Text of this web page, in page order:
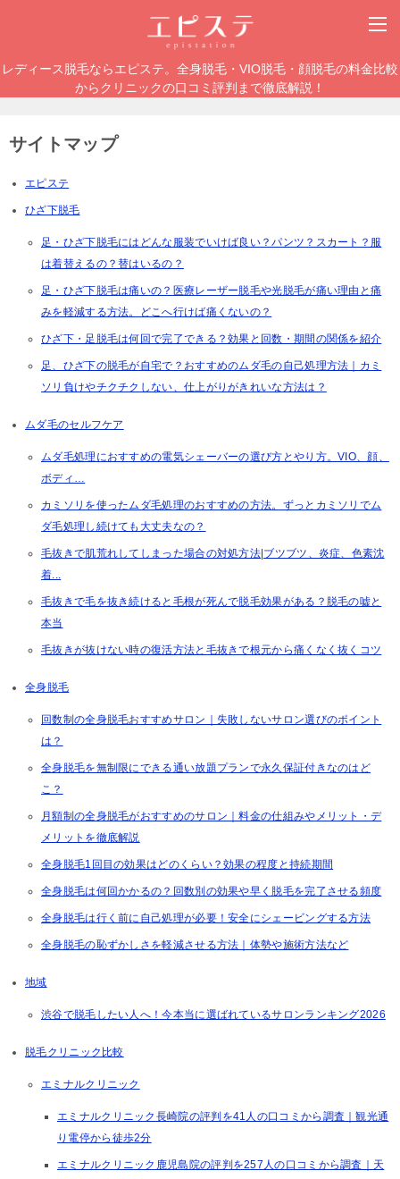
レディース脱毛ならエピステ。全身脱毛・VIO脱毛・顔脱毛の料金比較
からクリニックの口コミ評判まで徹底解説！
サイトマップ
エピステ
ひざ下脱毛
足・ひざ下脱毛にはどんな服装でいけば良い？パンツ？スカート？服
は着替えるの？替はいるの？
足・ひざ下脱毛は痛いの？医療レーザー脱毛や光脱毛が痛い理由と痛
みを軽減する方法。どこへ行けば痛くないの？
ひざ下・足脱毛は何回で完了できる？効果と回数・期間の関係を紹介
足、ひざ下の脱毛が自宅で？おすすめのムダ毛の自己処理方法｜カミ
ソリ負けやチクチクしない、仕上がりがきれいな方法は？
ムダ毛のセルフケア
ムダ毛処理におすすめの電気シェーバーの選び方とやり方。VIO、顔、
ボディ…
カミソリを使ったムダ毛処理のおすすめの方法。ずっとカミソリでム
ダ毛処理し続けても大丈夫なの？
毛抜きで肌荒れしてしまった場合の対処方法|ブツブツ、炎症、色素沈
着...
毛抜きで毛を抜き続けると毛根が死んで脱毛効果がある？脱毛の嘘と
本当
毛抜きが抜けない時の復活方法と毛抜きで根元から痛くなく抜くコツ
全身脱毛
回数制の全身脱毛おすすめサロン｜失敗しないサロン選びのポイント
は？
全身脱毛を無制限にできる通い放題プランで永久保証付きなのはど
こ？
月額制の全身脱毛がおすすめのサロン｜料金の仕組みやメリット・デ
メリットを徹底解説
全身脱毛1回目の効果はどのくらい？効果の程度と持続期間
全身脱毛は何回かかるの？回数別の効果や早く脱毛を完了させる頻度
全身脱毛は行く前に自己処理が必要！安全にシェービングする方法
全身脱毛の恥ずかしさを軽減させる方法｜体勢や施術方法など
地域
渋谷で脱毛したい人へ！今本当に選ばれているサロンランキング2026
脱毛クリニック比較
エミナルクリニック
エミナルクリニック長崎院の評判を41人の口コミから調査｜観光通
り電停から徒歩2分
エミナルクリニック鹿児島院の評判を257人の口コミから調査｜天